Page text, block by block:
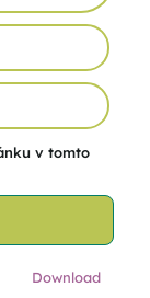
v tomto
Download